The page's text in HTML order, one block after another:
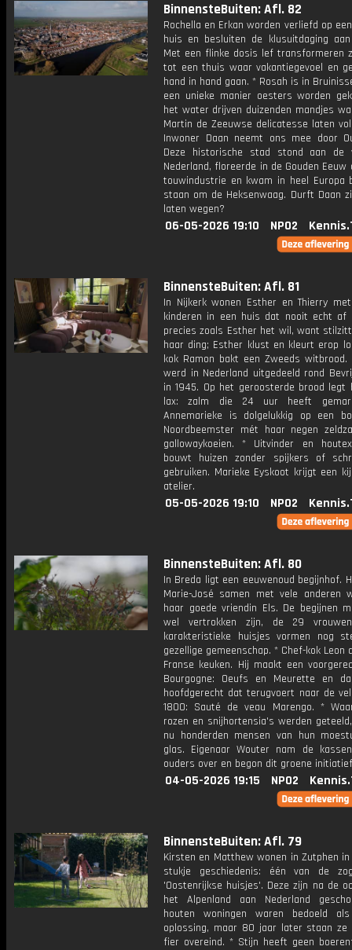
BinnensteBuiten: Afl. 82
Rochella en Erkan worden verliefd op
huis en besluiten de klusuitdaging
Met een flinke dosis lef transformeren
tot een thuis waar vakantiegevoel en
hand in hand gaan. * Rosah is in
een unieke manier oesters worden
het water drijven duizenden mandjes
Martin de Zeeuwse delicatesse laten
Inwoner Daan neemt ons mee door
Deze historische stad stond aan de
Nederland, floreerde in de Gouden Eeuw
touwindustrie en kwam in heel Europa
staan om de Heksenwaag. Durft Daan
laten wegen?
06-05-2026 19:10 NPO2
BinnensteBuiten: Afl. 81
In Nijkerk wonen Esther en Thierry
kinderen in een huis dat nooit echt af
precies zoals Esther het wil, want
haar ding; Esther klust en kleurt erop
kok Ramon bakt een Zweeds
werd in Nederland uitgedeeld rond
in 1945. Op het geroosterde brood legt
lax: zalm die 24 uur heeft
Annemarieke is dolgelukkig op een
Noordbeemster mét haar negen
gallowaykoeien. * Uitvinder en
bouwt huizen zonder spijkers of
gebruiken. Marieke Eyskoot krijgt een
atelier.
05-05-2026 19:10 NPO2
BinnensteBuiten: Afl. 80
In Breda ligt een eeuwenoud begijnhof.
Marie-José samen met vele anderen
haar goede vriendin Els. De begijnen
wel vertrokken zijn, de 29
karakteristieke huisjes vormen nog
gezellige gemeenschap. * Chef-kok Leon
Franse keuken. Hij maakt een
Bourgogne: Oeufs en Meurette en
hoofdgerecht dat terugvoert naar de
1800: Sauté de veau Marengo. *
rozen en snijhortensia's werden
nu honderden mensen van hun
glas. Eigenaar Wouter nam de
ouders over en begon dit groene
04-05-2026 19:15 NPO2
BinnensteBuiten: Afl. 79
Kirsten en Matthew wonen in Zutphen
stukje geschiedenis: één van de
'Oostenrijkse huisjes'. Deze zijn na de
het Alpenland aan Nederland
houten woningen waren bedoeld
oplossing, maar 80 jaar later staan ze
fier overeind. * Stijn heeft geen